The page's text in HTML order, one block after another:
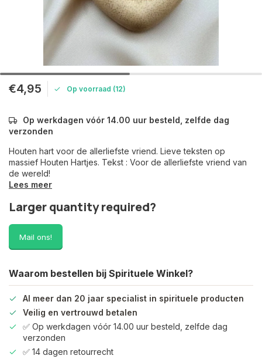
€4,95 Op voorraad (12)
Op werkdagen vóór 14.00 uur besteld, zelfde dag
verzonden
Houten hart voor de allerliefste vriend. Lieve teksten op
massief Houten Hartjes. Tekst : Voor de allerliefste vriend van
de wereld!
Lees meer
Larger quantity required?
Mail ons!
Waarom bestellen bij Spirituele Winkel?
Al meer dan 20 jaar specialist in spirituele producten
Veilig en vertrouwd betalen
✅ Op werkdagen vóór 14.00 uur besteld, zelfde dag
verzonden
✅ 14 dagen retourrecht